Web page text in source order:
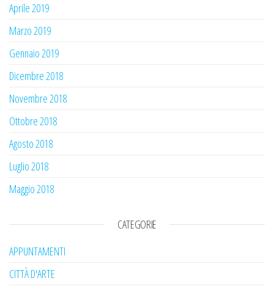
Aprile 2019
Marzo 2019
Gennaio 2019
Dicembre 2018
Novembre 2018
Ottobre 2018
Agosto 2018
Luglio 2018
Maggio 2018
CATEGORIE
APPUNTAMENTI
CITTÀ D'ARTE